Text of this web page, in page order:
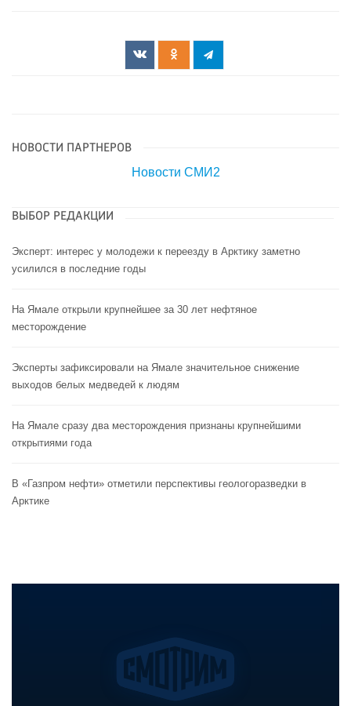
НОВОСТИ ПАРТНЕРОВ
Новости СМИ2
ВЫБОР РЕДАКЦИИ
Эксперт: интерес у молодежи к переезду в Арктику заметно
усилился в последние годы
На Ямале открыли крупнейшее за 30 лет нефтяное
месторождение
Эксперты зафиксировали на Ямале значительное снижение
выходов белых медведей к людям
На Ямале сразу два месторождения признаны крупнейшими
открытиями года
В «Газпром нефти» отметили перспективы геологоразведки в
Арктике